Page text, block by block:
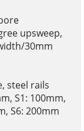
upsweep,
30mm
steel rails
S1: 100mm,
S6: 200mm